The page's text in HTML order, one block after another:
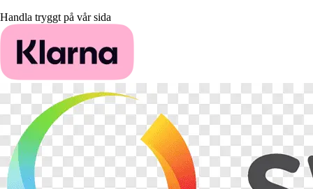
Handla tryggt på vår sida